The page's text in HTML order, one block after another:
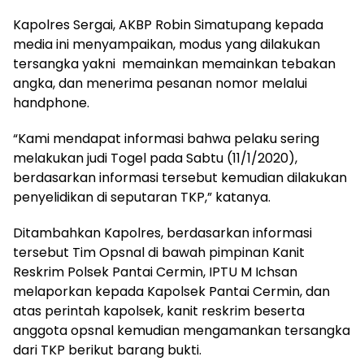
Kapolres Sergai, AKBP Robin Simatupang kepada
media ini menyampaikan, modus yang dilakukan
tersangka yakni memainkan memainkan tebakan
angka, dan menerima pesanan nomor melalui
handphone.
“Kami mendapat informasi bahwa pelaku sering
melakukan judi Togel pada Sabtu (11/1/2020),
berdasarkan informasi tersebut kemudian dilakukan
penyelidikan di seputaran TKP,” katanya.
Ditambahkan Kapolres, berdasarkan informasi
tersebut Tim Opsnal di bawah pimpinan Kanit
Reskrim Polsek Pantai Cermin, IPTU M Ichsan
melaporkan kepada Kapolsek Pantai Cermin, dan
atas perintah kapolsek, kanit reskrim beserta
anggota opsnal kemudian mengamankan tersangka
dari TKP berikut barang bukti.